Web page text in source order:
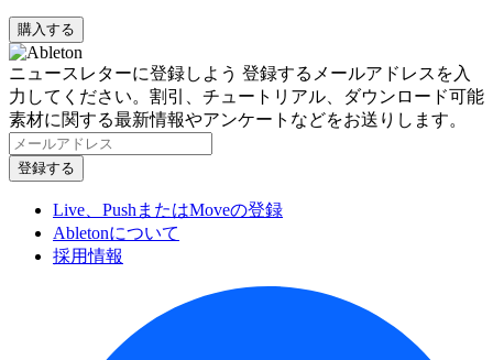
ニュースレターに登録しよう 登録するメールアドレスを入
力してください。割引、チュートリアル、ダウンロード可能
素材に関する最新情報やアンケートなどをお送りします。
Live、PushまたはMoveの登録
Abletonについて
採用情報